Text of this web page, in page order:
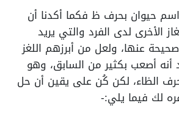
حيوان بحرف ظ فكما أكدنا أن
الأخرى لدى الفرد والتي يريد
عنها، ولعل من أبرزهم اللغز
أنه أصعب بكثير من السابق، وهو
بحرف الظاء، لكن كُن على يقين أن حل
لك فيما يلي:-